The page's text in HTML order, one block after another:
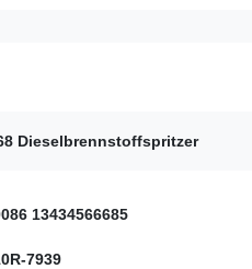
Dieselbrennstoffspritzer
13434566685
7939